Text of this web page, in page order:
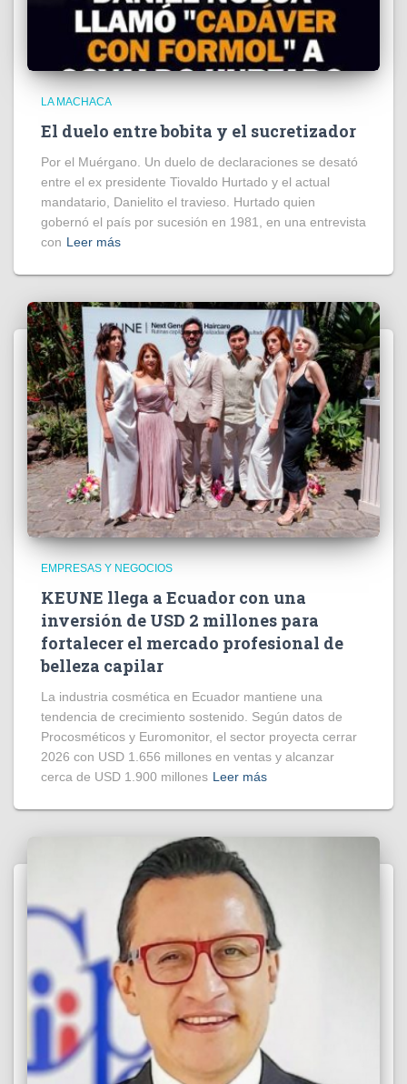
LA MACHACA
El duelo entre bobita y el sucretizador
Por el Muérgano. Un duelo de declaraciones se desató
entre el ex presidente Tiovaldo Hurtado y el actual
mandatario, Danielito el travieso. Hurtado quien
gobernó el país por sucesión en 1981, en una entrevista
con Leer más
EMPRESAS Y NEGOCIOS
KEUNE llega a Ecuador con una
inversión de USD 2 millones para
fortalecer el mercado profesional de
belleza capilar
La industria cosmética en Ecuador mantiene una
tendencia de crecimiento sostenido. Según datos de
Procosméticos y Euromonitor, el sector proyecta cerrar
2026 con USD 1.656 millones en ventas y alcanzar
cerca de USD 1.900 millones Leer más